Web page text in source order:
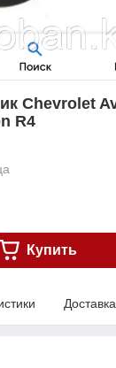
Chevrolet
R4
Купить
Доставка